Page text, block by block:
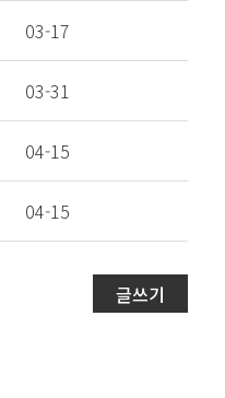
03-17
03-31
04-15
04-15
글쓰기